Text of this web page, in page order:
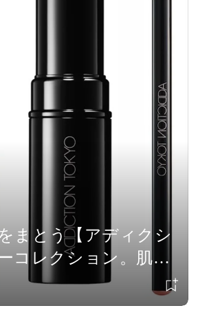
まとう【アディクシ
コレクション。肌に
して